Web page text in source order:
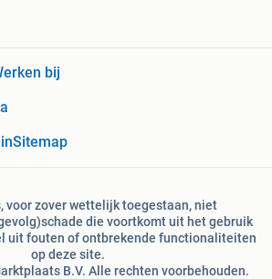
bij
Sitemap
voor zover wettelijk toegestaan, niet
die voortkomt uit het gebruik
uit fouten of ontbrekende functionaliteiten
op deze site.
B.V. Alle rechten voorbehouden.